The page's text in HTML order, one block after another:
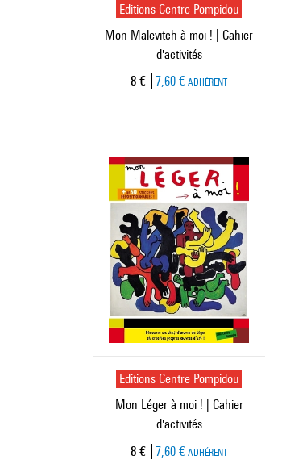
Editions Centre Pompidou
Mon Malevitch à moi ! | Cahier
d'activités
Prix ​​actuel
8 € 7,60 € ADHÉRENT
Editions Centre Pompidou
Mon Léger à moi ! | Cahier
d'activités
Prix ​​actuel
8 € 7,60 € ADHÉRENT